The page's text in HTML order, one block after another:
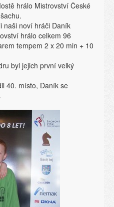
hrálo Mistrovství České
naši noví hráči Daník
hrálo celkem 96
tempem 2 x 20 min + 10
byl jejich první velký
40. místo, Daník se